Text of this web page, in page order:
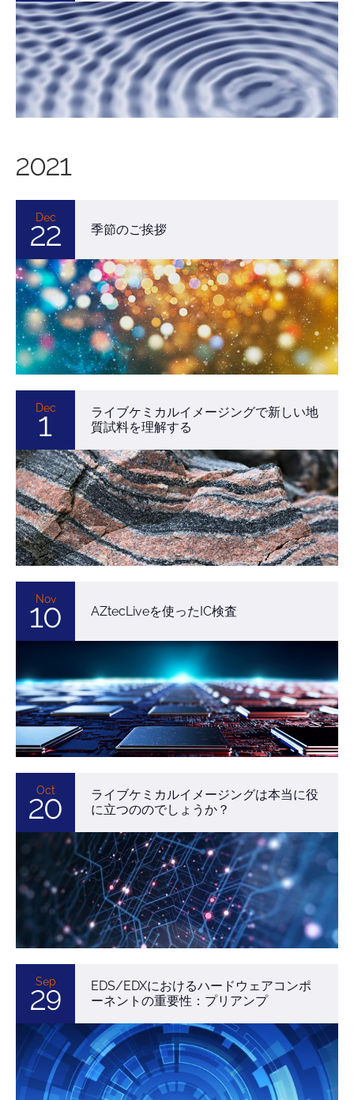
2021
Dec
22 季節のご挨拶
Dec
1
ライブケミカルイメージングで新しい地
質試料を理解する
Nov
10 AZtecLiveを使ったIC検査
Oct
20
ライブケミカルイメージングは本当に役
に立つののでしょうか？
Sep
29
EDS/EDXにおけるハードウェアコンポ
ーネントの重要性：プリアンプ